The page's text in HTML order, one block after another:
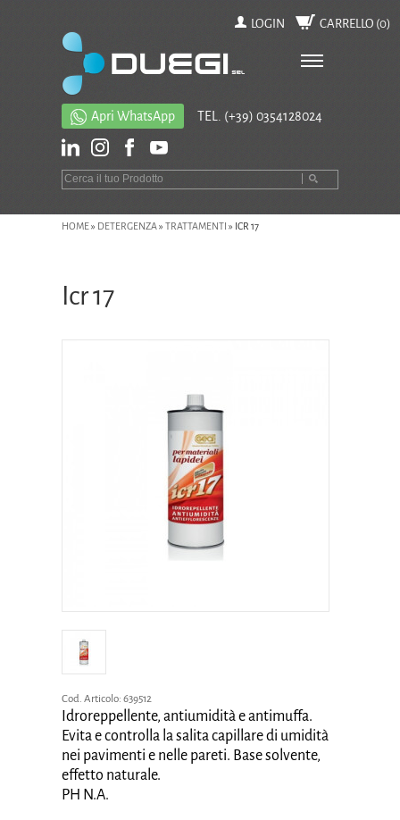
LOGIN CARRELLO (0)
Apri WhatsApp TEL. (+39) 0354128024
HOME» DETERGENZA» TRATTAMENTI » ICR 17
Icr 17
Cod. Articolo: 639512
Idroreppellente, antiumidità e antimuffa.
Evita e controlla la salita capillare di umidità
nei pavimenti e nelle pareti. Base solvente,
effetto naturale.
PH N.A.